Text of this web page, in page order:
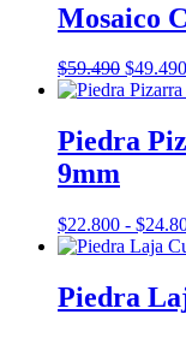
Mosaico
$59.490 El
precio
era:
$49.490
Piedra
9mm
$22.800 - $
Piedra